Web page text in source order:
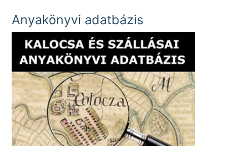
Anyakönyvi adatbázis